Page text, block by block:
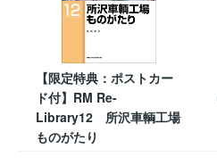
【限定特典：ポストカー
ド付】RM Re-
Library12 所沢車輌工場
ものがたり